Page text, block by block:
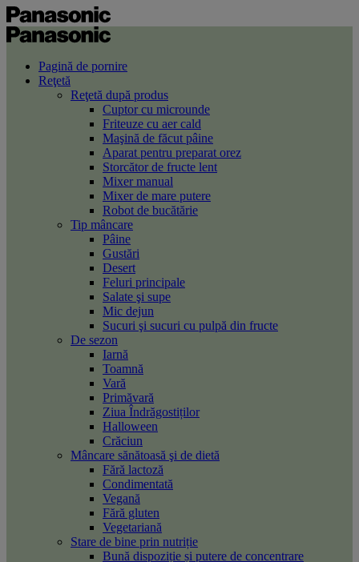
Pagină de pornire
Reţetă
Reţetă după produs
Cuptor cu microunde
Friteuze cu aer cald
Maşină de făcut pâine
Aparat pentru preparat orez
Storcător de fructe lent
Mixer manual
Mixer de mare putere
Robot de bucătărie
Tip mâncare
Pâine
Gustări
Desert
Feluri principale
Salate şi supe
Mic dejun
Sucuri şi sucuri cu pulpă din fructe
De sezon
Iarnă
Toamnă
Vară
Primăvară
Ziua Îndrăgostiților
Halloween
Crăciun
Mâncare sănătoasă şi de dietă
Fără lactoză
Condimentată
Vegană
Fără gluten
Vegetariană
Stare de bine prin nutriție
Bună dispoziție și putere de concentrare